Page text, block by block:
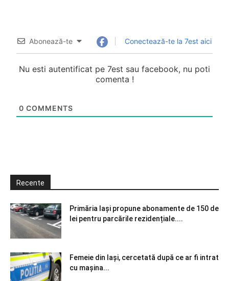
Abonează-te Conectează-te la 7est aici
Nu esti autentificat pe 7est sau facebook, nu poti
comenta !
0 COMMENTS
Recente
Primăria Iași propune abonamente de 150 de
lei pentru parcările rezidențiale....
Femeie din Iași, cercetată după ce ar fi intrat
cu mașina...